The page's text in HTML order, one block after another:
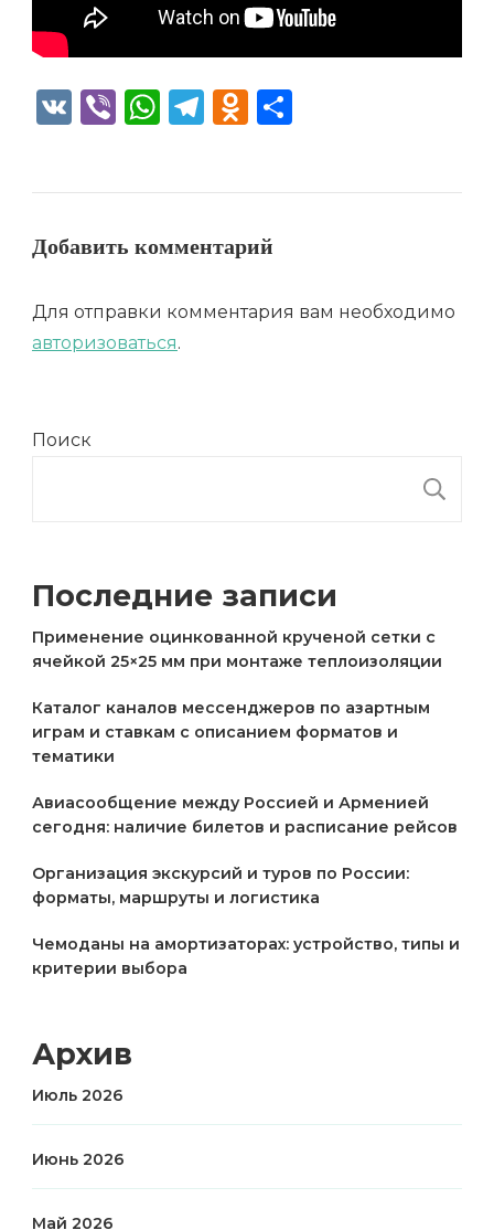
VK ViberWhatsApp
Telegram
Odnoklassniki
Добавить комментарий
Для отправки комментария вам необходимо
авторизоваться.
Поиск
Последние записи
Применение оцинкованной крученой сетки с
ячейкой 25×25 мм при монтаже теплоизоляции
Каталог каналов мессенджеров по азартным
играм и ставкам с описанием форматов и
тематики
Авиасообщение между Россией и Арменией
сегодня: наличие билетов и расписание рейсов
Организация экскурсий и туров по России:
форматы, маршруты и логистика
Чемоданы на амортизаторах: устройство, типы и
критерии выбора
Архив
Июль 2026
Июнь 2026
Май 2026